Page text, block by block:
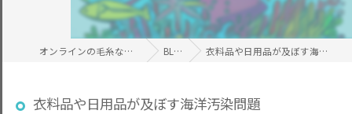
オンラインの毛糸ならWAcKA BLOG 衣料品や日用品が及ぼす海洋汚染問題
衣料品や日用品が及ぼす海洋汚染問題